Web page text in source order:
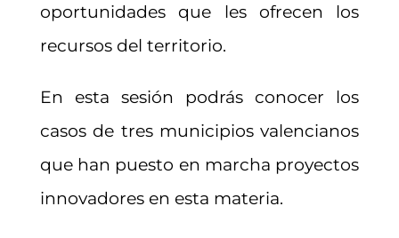
oportunidades que les ofrecen los
recursos del territorio.
En esta sesión podrás conocer los
casos de tres municipios valencianos
que han puesto en marcha proyectos
innovadores en esta materia.